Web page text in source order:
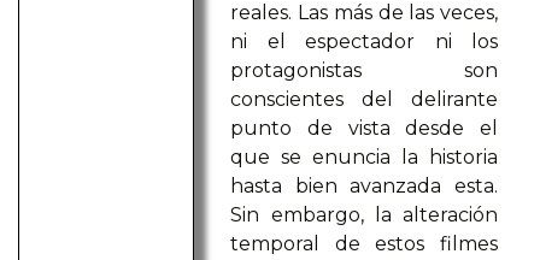
reales. Las más de las veces,
ni el espectador ni los
protagonistas son
conscientes del delirante
punto de vista desde el
que se enuncia la historia
hasta bien avanzada esta.
Sin embargo, la alteración
temporal de estos filmes